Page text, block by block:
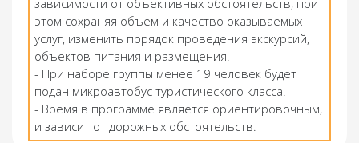
зависимости от объективных обстоятельств, при
этом сохраняя объем и качество оказываемых
услуг, изменить порядок проведения экскурсий,
объектов питания и размещения!
- При наборе группы менее 19 человек будет
подан микроавтобус туристического класса.
- Время в программе является ориентировочным,
и зависит от дорожных обстоятельств.